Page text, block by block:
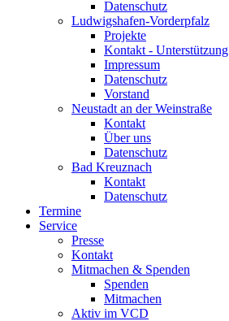
Datenschutz
Ludwigshafen-Vorderpfalz
Projekte
Kontakt - Unterstützung
Impressum
Datenschutz
Vorstand
Neustadt an der Weinstraße
Kontakt
Über uns
Datenschutz
Bad Kreuznach
Kontakt
Datenschutz
Termine
Service
Presse
Kontakt
Mitmachen & Spenden
Spenden
Mitmachen
Aktiv im VCD